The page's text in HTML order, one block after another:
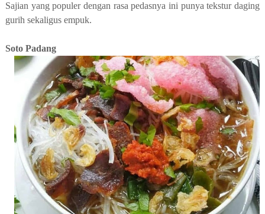
Sajian yang populer dengan rasa pedasnya ini punya tekstur daging
gurih sekaligus empuk.
Soto Padang